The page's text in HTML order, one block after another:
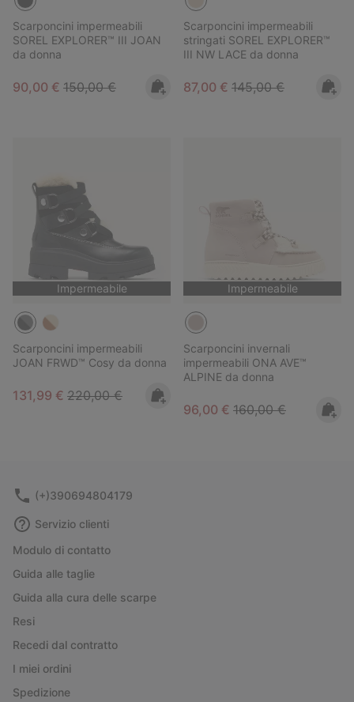
Scarponcini impermeabili
SOREL EXPLORER™ III JOAN
da donna
Sale price:
90,00 € Regular price:
150,00 €
Scarponcini impermeabili
stringati SOREL EXPLORER™
III NW LACE da donna
Sale price:
87,00 € Regular price:
145,00 €
Impermeabile
Scarponcini impermeabili
JOAN FRWD™ Cosy da donna
Sale price:
131,99 € Regular price:
220,00 €
Impermeabile
Scarponcini invernali
impermeabili ONA AVE™
ALPINE da donna
Sale price:
96,00 € Regular price:
160,00 €
(+)390694804179
Servizio clienti
Modulo di contatto
Guida alle taglie
Guida alla cura delle scarpe
Resi
Recedi dal contratto
I miei ordini
Spedizione